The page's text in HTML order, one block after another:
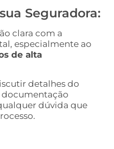
Seguradora:
clara com a
especialmente ao
de alta
detalhes do
dúvida que